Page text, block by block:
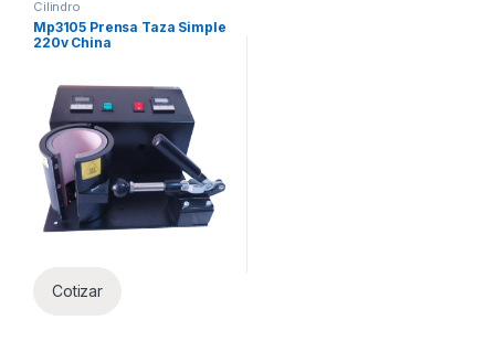
Cilindro
Mp3105 Prensa Taza Simple
220v China
Cotizar